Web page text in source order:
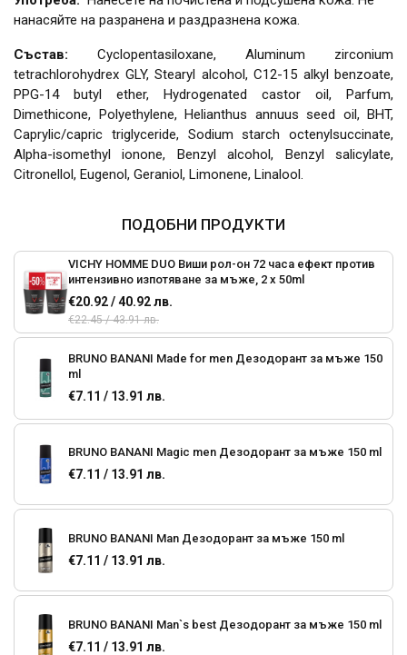
ПОДОБНИ ПРОДУКТИ
VICHY HOMME DUO Виши рол-он 72 часа ефект против
интензивно изпотяване за мъже, 2 x 50ml
€20.92 / 40.92 лв.
€22.45 / 43.91 лв.
BRUNO BANANI Made for men Дезодорант за мъже 150
ml
€7.11 / 13.91 лв.
BRUNO BANANI Magic men Дезодорант за мъже 150 ml
€7.11 / 13.91 лв.
BRUNO BANANI Man Дезодорант за мъже 150 ml
€7.11 / 13.91 лв.
BRUNO BANANI Man`s best Дезодорант за мъже 150 ml
€7.11 / 13.91 лв.
нанасяйте на разранена и раздразнена кожа.
Състав: Cyclopentasiloxane, Aluminum zirconium
tetrachlorohydrex GLY, Stearyl alcohol, C12-15 alkyl benzoate,
PPG-14 butyl ether, Hydrogenated castor oil, Parfum,
Dimethicone, Polyethylene, Helianthus annuus seed oil, BHT,
Caprylic/capric triglyceride, Sodium starch octenylsuccinate,
Alpha-isomethyl ionone, Benzyl alcohol, Benzyl salicylate,
Citronellol, Eugenol, Geraniol, Limonene, Linalool.